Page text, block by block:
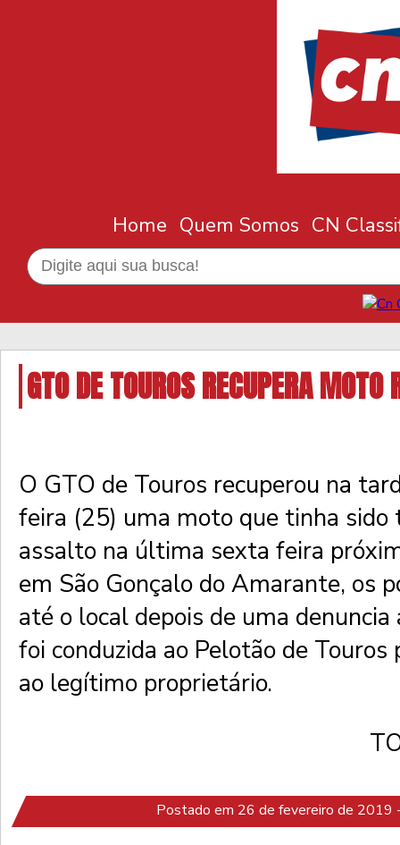
Home Quem Somos CN
GTO DE TOUROS RECUPERA MOTO
O GTO de Touros recuperou na
feira (25) uma moto que tinha sido
assalto na última sexta feira
em São Gonçalo do Amarante, os
até o local depois de uma
foi conduzida ao Pelotão de
ao legítimo proprietário.
Postado em 26 de fevereiro de 2019